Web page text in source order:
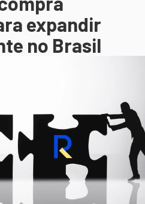
expandir
no Brasil